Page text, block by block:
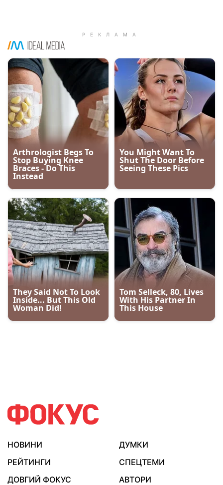
НОВИНИ
ДУМКИ
РЕЙТИНГИ
СПЕЦТЕМИ
ДОВГИЙ ФОКУС
АВТОРИ